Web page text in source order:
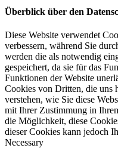
Überblick über den
Diese Website verwendet
verbessern, während Sie
werden die als notwendig
gespeichert, da sie für das
Funktionen der Website
Cookies von Dritten, die uns
verstehen, wie Sie diese
mit Ihrer Zustimmung in
die Möglichkeit, diese
dieser Cookies kann jedoch
Necessary